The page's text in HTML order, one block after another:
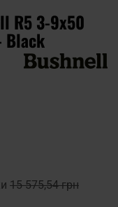
R5 3-9x50
Black
15 575,54 грн